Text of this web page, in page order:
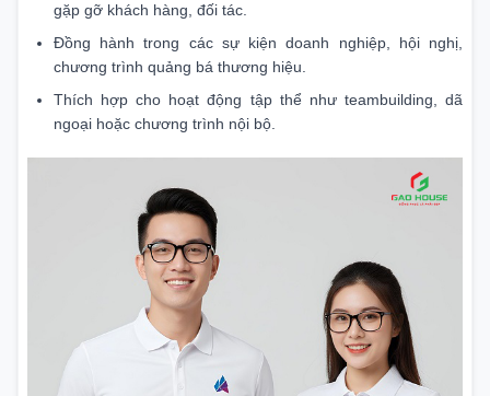
gặp gỡ khách hàng, đối tác.
Đồng hành trong các sự kiện doanh nghiệp, hội nghị,
chương trình quảng bá thương hiệu.
Thích hợp cho hoạt động tập thể như teambuilding, dã
ngoại hoặc chương trình nội bộ.